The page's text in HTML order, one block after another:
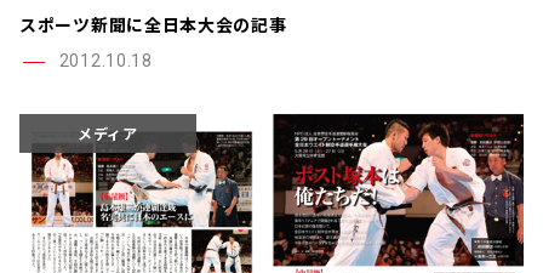
スポーツ新聞に全日本大会の記事
2012.10.18
メディア